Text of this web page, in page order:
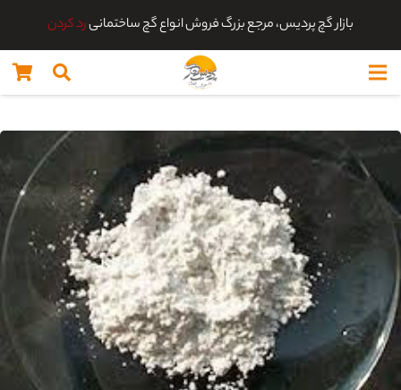
بازار گچ پردیس، مرجع بزرگ فروش انواع گچ ساختمانیرد کردن